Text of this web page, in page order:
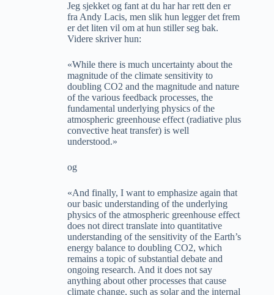
Jeg sjekket og fant at du har har rett den er
fra Andy Lacis, men slik hun legger det frem
er det liten vil om at hun stiller seg bak.
Videre skriver hun:
«While there is much uncertainty about the
magnitude of the climate sensitivity to
doubling CO2 and the magnitude and nature
of the various feedback processes, the
fundamental underlying physics of the
atmospheric greenhouse effect (radiative plus
convective heat transfer) is well
understood.»
og
«And finally, I want to emphasize again that
our basic understanding of the underlying
physics of the atmospheric greenhouse effect
does not direct translate into quantitative
understanding of the sensitivity of the Earth’s
energy balance to doubling CO2, which
remains a topic of substantial debate and
ongoing research. And it does not say
anything about other processes that cause
climate change, such as solar and the internal